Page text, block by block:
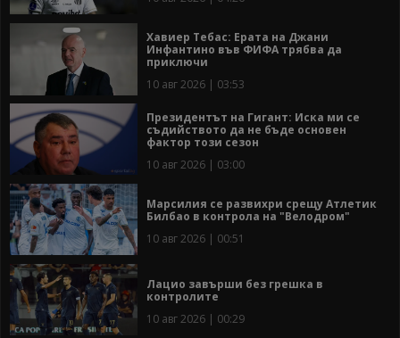
Хавиер Тебас: Ерата на Джани
Инфантино във ФИФА трябва да
приключи
10 авг 2026 | 03:53
Президентът на Гигант: Иска ми се
съдийството да не бъде основен
фактор този сезон
10 авг 2026 | 03:00
Марсилия се развихри срещу Атлетик
Билбао в контрола на "Велодром"
10 авг 2026 | 00:51
Лацио завърши без грешка в
контролите
10 авг 2026 | 00:29